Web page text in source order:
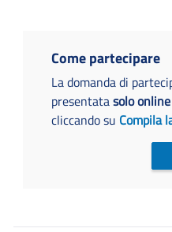
Come partecipare
La domanda di
presentatasolo online
cliccando su Compila